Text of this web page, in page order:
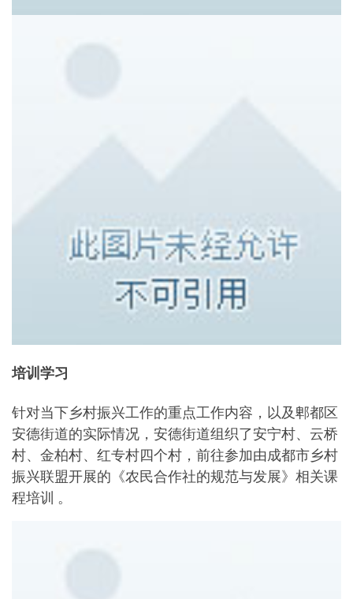
培训学习
针对当下乡村振兴工作的重点工作内容，以及郫都区
安德街道的实际情况，安德街道组织了安宁村、云桥
村、金柏村、红专村四个村，前往参加由成都市乡村
振兴联盟开展的《农民合作社的规范与发展》相关课
程培训 。